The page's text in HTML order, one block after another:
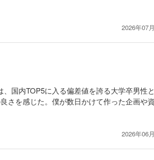
2026年07
国内TOP5に入る偏差値を誇る大学卒男性と
さを感じた。僕が数日かけて作った企画や
2026年06